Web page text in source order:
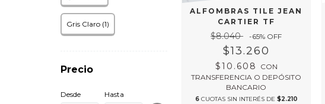
Gris Claro (1)
Precio
Desde Hasta
ALFOMBRAS TILE JEAN
CARTIER TF
$8.040 -65% OFF
$13.260
$10.608
CON
TRANSFERENCIA O DEPÓSITO
BANCARIO
6 CUOTAS SIN INTERÉS DE $2.210